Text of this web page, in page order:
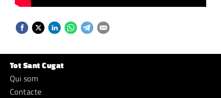
Tot Sant Cugat
Qui som
Contacte